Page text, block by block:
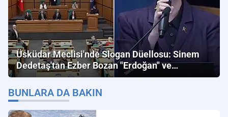
Üsküdar Meclisi'nde Slogan Düellosu: Sinem
Dedetaş'tan Ezber Bozan "Erdoğan" ve
"İmamoğlu" Çıkışı!
BUNLARA DA BAKIN